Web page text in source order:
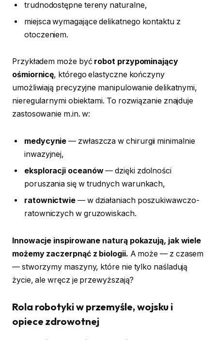
trudnodostępne tereny naturalne,
miejsca wymagające delikatnego kontaktu z
otoczeniem.
Przykładem może być robot przypominający
ośmiornicę, którego elastyczne kończyny
umożliwiają precyzyjne manipulowanie delikatnymi,
nieregularnymi obiektami. To rozwiązanie znajduje
zastosowanie m.in. w:
medycynie — zwłaszcza w chirurgii minimalnie
inwazyjnej,
eksploracji oceanów— dzięki zdolności
poruszania się w trudnych warunkach,
ratownictwie — w działaniach poszukiwawczo-
ratowniczych w gruzowiskach.
Innowacje inspirowane naturą pokazują, jak wiele
możemy zaczerpnąć z biologii. A może — z czasem
— stworzymy maszyny, które nie tylko naśladują
życie, ale wręcz je przewyższają?
Rola robotyki w przemyśle, wojsku i
opiece zdrowotnej